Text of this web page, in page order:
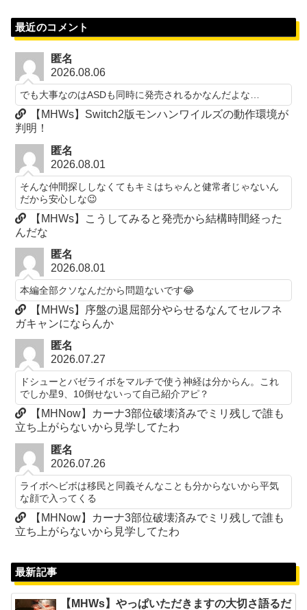
最近のコメント
匿名
2026.08.06
でも大事なのはASDも同時に発売されるかなんだよな…
【MHWs】Switch2版モンハンワイルズの動作環境が
判明！
匿名
2026.08.01
そんな仲間探ししなくてもキミはちゃんと健常者じゃないん
だから安心しな😉
【MHWs】こうしてみると発売から結構時間経った
んだな
匿名
2026.08.01
本編全部クソなんだから問題ないです😂
【MHWs】序盤の退屈部分やらせるなんてセルフネ
ガキャンにならんか
匿名
2026.07.27
ドシューとバゼライボをマルチで使う神経は分からん。これ
でしか星9、10倒せないって自己紹介アピ？
【MHNow】カーナ3部位破壊済みでミリ残しで誰も
立ち上がらないから見学してたわ
匿名
2026.07.26
ライボヘビボは移民と同義そんなことも分からないから平気
な顔で入ってくる
【MHNow】カーナ3部位破壊済みでミリ残しで誰も
立ち上がらないから見学してたわ
最新記事
【MHWs】やっぱいただきますの大切さ語るだ